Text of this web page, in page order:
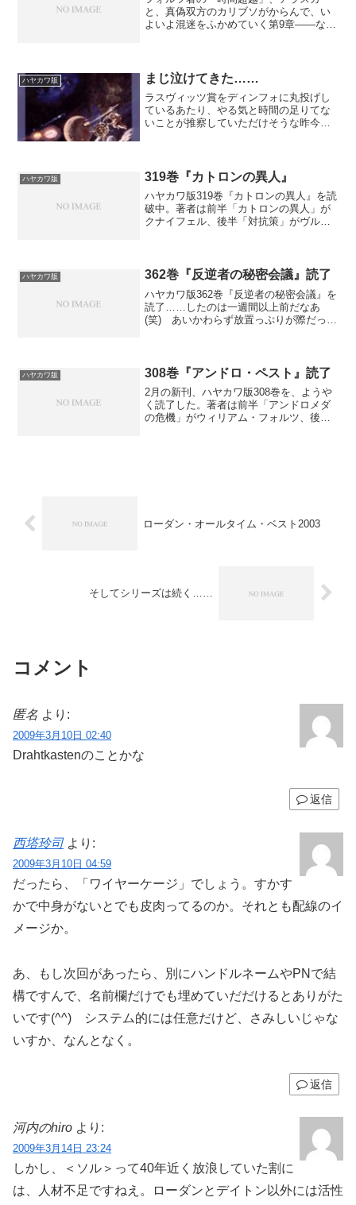
と、真偽双方のカリブソがからんで、い
よいよ混迷をふかめていく第9章――なの
とwwwとりあえず、一番...
ハヤカワ版 まじ泣けてきた……
ラスヴィッツ賞をディンフォに丸投げし
ているあたり、やる気と時間の足りてな
いことが推察していただけそうな昨今。
容よりも月２巻刊行」なの...
ハヤカワ版 319巻『カトロンの異人』
ハヤカワ版319巻『カトロンの異人』を読
破中。著者は前半「カトロンの異人」が
クナイフェル、後半「対抗策」がヴルチ
に、ローダンがナウパ...
ハヤカワ版 362巻『反逆者の秘密会議』読了
ハヤカワ版362巻『反逆者の秘密会議』を
読了……したのは一週間以上前だなあ
(笑) あいかわらず放置っぷりが際だって
マール。...
ハヤカワ版 308巻『アンドロ・ペスト』読了
2月の新刊、ハヤカワ版308巻を、ようや
く読了した。著者は前半「アンドロメダ
の危機」がウィリアム・フォルツ、後半
ローダン・オールタイム・ベスト2003
そしてシリーズは続く……
コメント
匿名 より:
2009年3月10日 02:40
Drahtkastenのことかな
返信
西塔玲司 より:
2009年3月10日 04:59
だったら、「ワイヤーケージ」でしょう。すかす
かで中身がないとでも皮肉ってるのか。それとも配線のイ
メージか。
あ、もし次回があったら、別にハンドルネームやPNで結
構ですんで、名前欄だけでも埋めていだだけるとありがた
いです(^^) システム的には任意だけど、さみしいじゃな
いすか、なんとなく。
返信
河内のhiro より:
2009年3月14日 23:24
しかし、＜ソル＞って40年近く放浪していた割に
は、人材不足ですねえ。ローダンとデイトン以外には活性